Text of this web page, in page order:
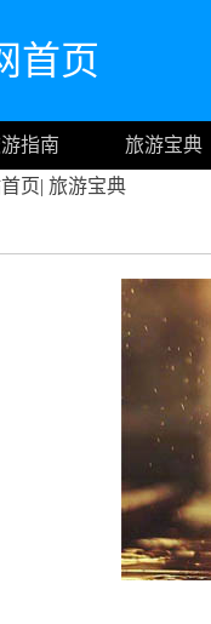
首页
指南 旅游宝典
页| 旅游宝典